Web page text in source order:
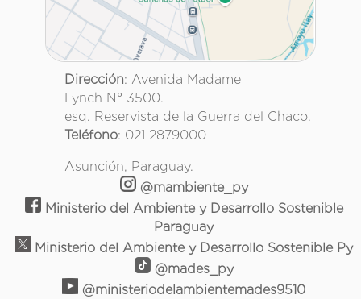
Dirección: Avenida Madame
Lynch N° 3500.
esq. Reservista de la Guerra del Chaco.
Teléfono: 021 2879000
Asunción, Paraguay.
@mambiente_py
Ministerio del Ambiente y Desarrollo Sostenible
Paraguay
Ministerio del Ambiente y Desarrollo Sostenible Py
@mades_py
@ministeriodelambientemades9510